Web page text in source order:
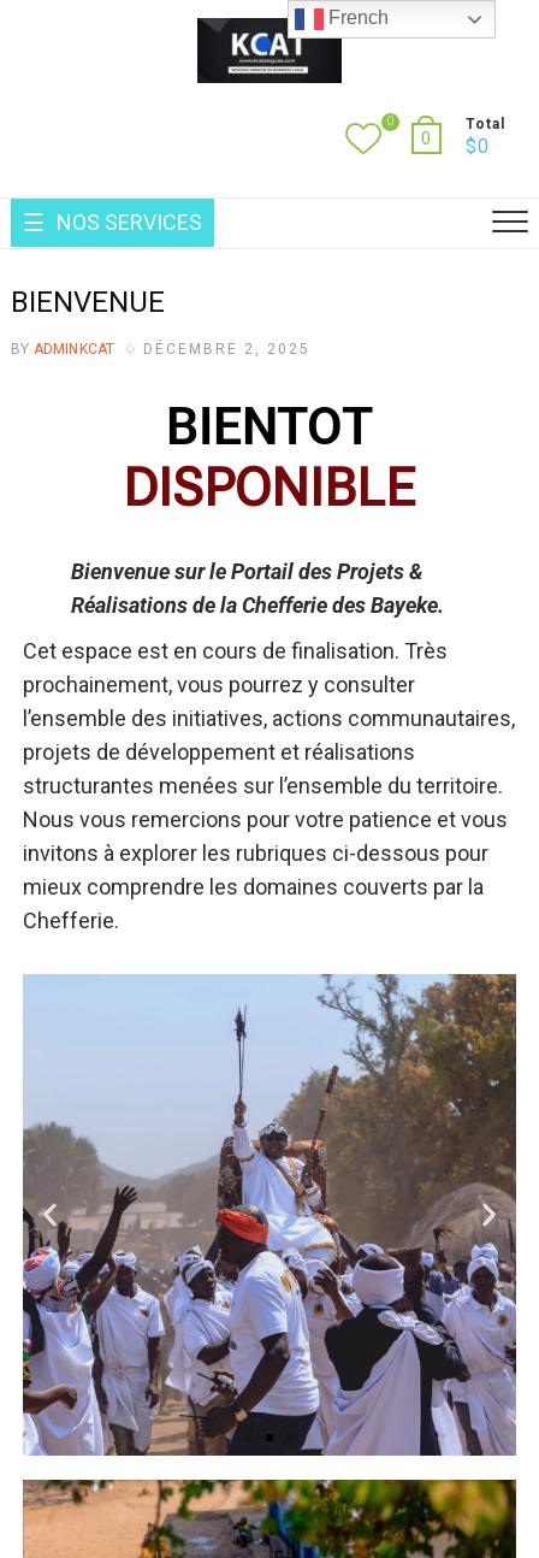
0
0
Total
$0
NOS SERVICES
BIENVENUE
BY ADMINKCAT DÉCEMBRE 2, 2025
BIENTOT
DISPONIBLE
Bienvenue sur le Portail des Projets &
Réalisations de la Chefferie des Bayeke.
Cet espace est en cours de finalisation. Très
prochainement, vous pourrez y consulter
l’ensemble des initiatives, actions communautaires,
projets de développement et réalisations
structurantes menées sur l’ensemble du territoire.
Nous vous remercions pour votre patience et vous
invitons à explorer les rubriques ci-dessous pour
mieux comprendre les domaines couverts par la
Chefferie.
French